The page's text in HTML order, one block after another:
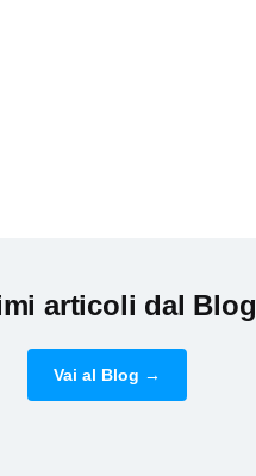
articoli dal Blog
Vai al Blog →